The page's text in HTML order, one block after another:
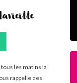
les matins la
rappelle des